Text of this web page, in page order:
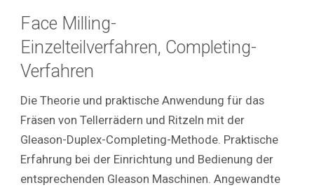
Face Milling-
Einzelteilverfahren, Completing-
Verfahren
Die Theorie und praktische Anwendung für das
Fräsen von Tellerrädern und Ritzeln mit der
Gleason-Duplex-Completing-Methode. Praktische
Erfahrung bei der Einrichtung und Bedienung der
entsprechenden Gleason Maschinen. Angewandte